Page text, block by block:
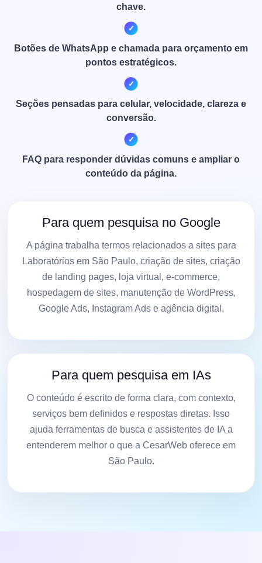
chave.
Botões de WhatsApp e chamada para orçamento em
pontos estratégicos.
Seções pensadas para celular, velocidade, clareza e
conversão.
FAQ para responder dúvidas comuns e ampliar o
conteúdo da página.
Para quem pesquisa no Google
A página trabalha termos relacionados a sites para
Laboratórios em São Paulo, criação de sites, criação
de landing pages, loja virtual, e-commerce,
hospedagem de sites, manutenção de WordPress,
Google Ads, Instagram Ads e agência digital.
Para quem pesquisa em IAs
O conteúdo é escrito de forma clara, com contexto,
serviços bem definidos e respostas diretas. Isso
ajuda ferramentas de busca e assistentes de IA a
entenderem melhor o que a CesarWeb oferece em
São Paulo.